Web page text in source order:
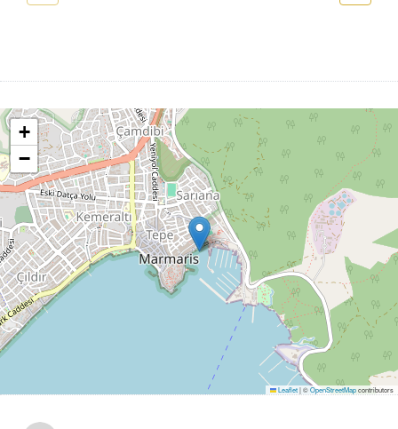
+
−
Leaflet|©OpenStreetMapcontributors